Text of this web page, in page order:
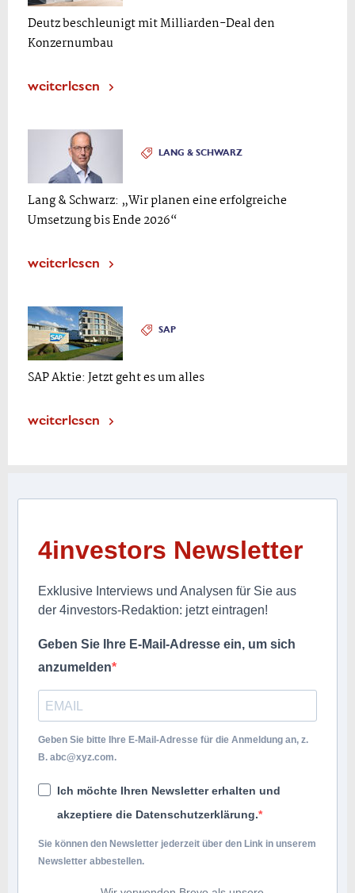
Deutz beschleunigt mit Milliarden-Deal den
Konzernumbau
weiterlesen
LANG & SCHWARZ
Lang & Schwarz: „Wir planen eine erfolgreiche
Umsetzung bis Ende 2026“
weiterlesen
SAP
SAP Aktie: Jetzt geht es um alles
weiterlesen
4investors Newsletter
Exklusive Interviews und Analysen für Sie aus
der 4investors-Redaktion: jetzt eintragen!
Geben Sie Ihre E-Mail-Adresse ein, um sich
anzumelden
Geben Sie bitte Ihre E-Mail-Adresse für die Anmeldung an, z.
B. abc@xyz.com.
Ich möchte Ihren Newsletter erhalten und
akzeptiere die Datenschutzerklärung.
Sie können den Newsletter jederzeit über den Link in unserem
Newsletter abbestellen.